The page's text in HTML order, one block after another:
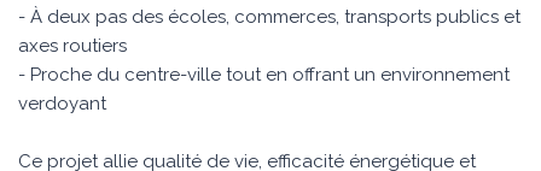
- À deux pas des écoles, commerces, transports publics et
axes routiers
- Proche du centre-ville tout en offrant un environnement
verdoyant
Ce projet allie qualité de vie, efficacité énergétique et